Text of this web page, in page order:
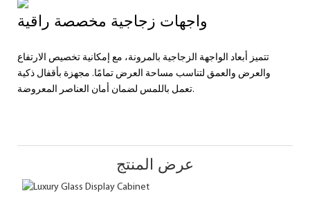
واجهات زجاجية مخصصة راقية
تتميز أبعاد الواجهة الزجاجية بالمرونة، مع إمكانية تخصيص الارتفاع
والعرض والعمق لتناسب مساحة العرض تمامًا. مجهزة بأقفال ذكية
تعمل باللمس لضمان أمان العناصر المعروضة.
عرض المنتج